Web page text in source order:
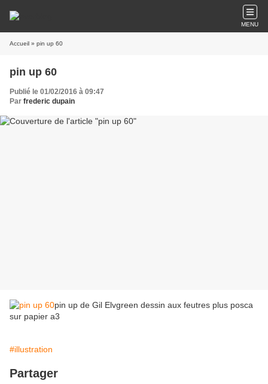
MENU
Accueil » pin up 60
pin up 60
Publié le 01/02/2016 à 09:47
Par frederic dupain
pin up de Gil Elvgreen dessin aux feutres plus posca
sur papier a3
#illustration
Partager